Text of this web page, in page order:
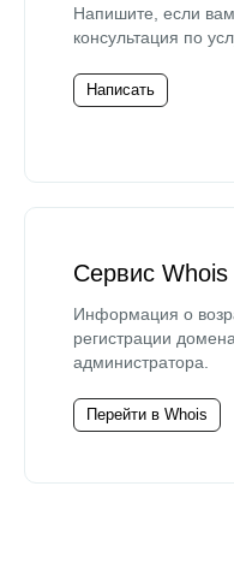
Напишите, если
консультация по
Написать
Сервис Whois
Информация о
регистрации
администратора.
Перейти в Whois